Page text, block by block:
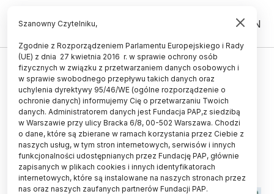
PL EN
ŻYCIE
Dzięki roślinom w kanałach
rolniczych do rzek trafia mniej
pozostałości z nawozów
13.06.2023
aktualizacja: 15.06.2023
3 minuty czytania
Read the English version of this article
Szanowny Czytelniku,
Zgodnie z Rozporządzeniem Parlamentu Europejskiego i Rady
(UE) z dnia 27 kwietnia 2016 r. w sprawie ochrony osób
fizycznych w związku z przetwarzaniem danych osobowych i
w sprawie swobodnego przepływu takich danych oraz
uchylenia dyrektywy 95/46/WE (ogólne rozporządzenie o
ochronie danych) informujemy Cię o przetwarzaniu Twoich
danych. Administratorem danych jest Fundacja PAP,z siedzibą
w Warszawie przy ulicy Bracka 6/8, 00-502 Warszawa. Chodzi
o dane, które są zbierane w ramach korzystania przez Ciebie z
naszych usług, w tym stron internetowych, serwisów i innych
funkcjonalności udostępnianych przez Fundację PAP, głównie
zapisanych w plikach cookies i innych identyfikatorach
internetowych, które są instalowane na naszych stronach przez
nas oraz naszych zaufanych partnerów Fundacji PAP.